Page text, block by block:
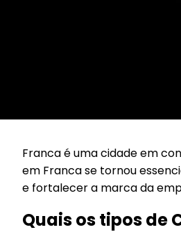
Franca é uma cidade em
em Franca se tornou
e fortalecer a marca da
Quais os tipos de